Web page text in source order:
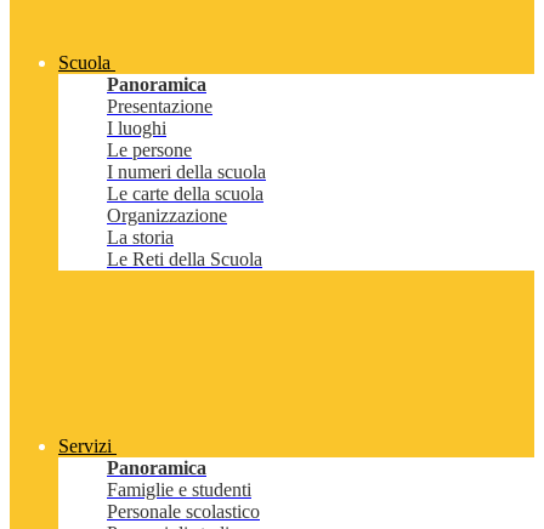
Scuola
Panoramica
Presentazione
I luoghi
Le persone
I numeri della scuola
Le carte della scuola
Organizzazione
La storia
Le Reti della Scuola
Servizi
Panoramica
Famiglie e studenti
Personale scolastico